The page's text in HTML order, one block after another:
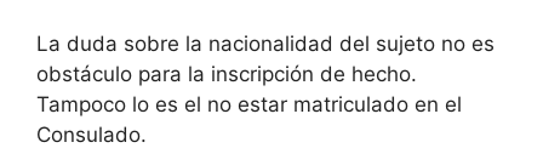
La duda sobre la nacionalidad del sujeto no es
obstáculo para la inscripción de hecho.
Tampoco lo es el no estar matriculado en el
Consulado.